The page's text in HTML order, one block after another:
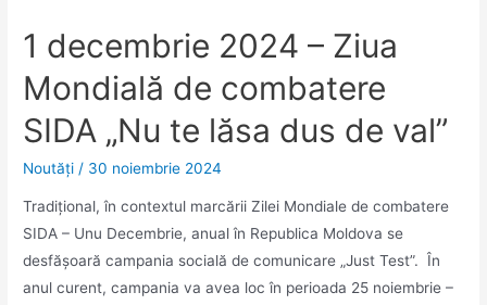
1 decembrie 2024 – Ziua
Mondială de combatere
SIDA „Nu te lăsa dus de val”
Noutăţi / 30 noiembrie 2024
Tradițional, în contextul marcării Zilei Mondiale de combatere
SIDA – Unu Decembrie, anual în Republica Moldova se
desfășoară campania socială de comunicare „Just Test”. În
anul curent, campania va avea loc în perioada 25 noiembrie –